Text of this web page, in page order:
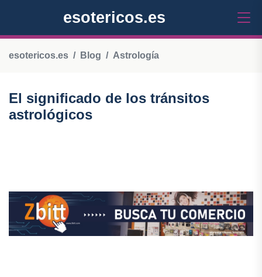
esotericos.es
esotericos.es Blog Astrología
El significado de los tránsitos
astrológicos